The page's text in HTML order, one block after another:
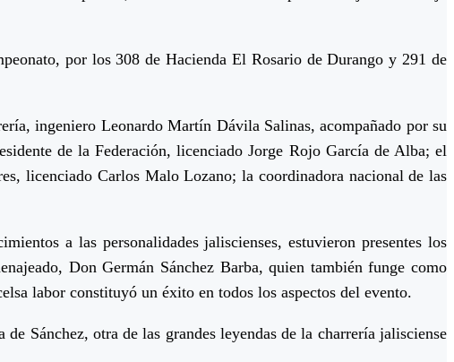
por los 308 de Hacienda El Rosario de Durango y 291 de
ingeniero Leonardo Martín Dávila Salinas, acompañado por su
de la Federación, licenciado Jorge Rojo García de Alba; el
licenciado Carlos Malo Lozano; la coordinadora nacional de las
a las personalidades jaliscienses, estuvieron presentes los
Don Germán Sánchez Barba, quien también funge como
labor constituyó un éxito en todos los aspectos del evento.
Sánchez, otra de las grandes leyendas de la charrería jalisciense